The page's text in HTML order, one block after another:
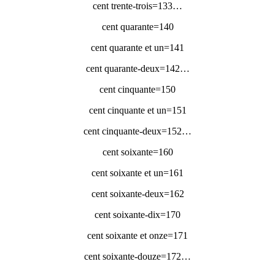
…133=cent trente-trois
140=cent quarante
141=cent quarante et un
…142=cent quarante-deux
150=cent cinquante
151=cent cinquante et un
…152=cent cinquante-deux
160=cent soixante
161=cent soixante et un
162=cent soixante-deux
170=cent soixante-dix
171=cent soixante et onze
…172=cent soixante-douze